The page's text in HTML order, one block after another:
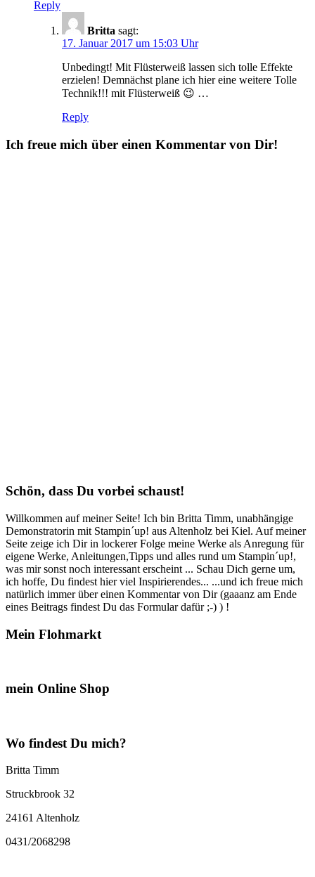
Reply
Britta sagt:
17. Januar 2017 um 15:03 Uhr
Unbedingt! Mit Flüsterweiß lassen sich tolle Effekte
erzielen! Demnächst plane ich hier eine weitere Tolle
Technik!!! mit Flüsterweiß 😉 …
Reply
Ich freue mich über einen Kommentar von Dir!
Schön, dass Du vorbei schaust!
Willkommen auf meiner Seite! Ich bin Britta Timm, unabhängige
Demonstratorin mit Stampin´up! aus Altenholz bei Kiel. Auf meiner
Seite zeige ich Dir in lockerer Folge meine Werke als Anregung für
eigene Werke, Anleitungen,Tipps und alles rund um Stampin´up!,
was mir sonst noch interessant erscheint ... Schau Dich gerne um,
ich hoffe, Du findest hier viel Inspirierendes... ...und ich freue mich
natürlich immer über einen Kommentar von Dir (gaaanz am Ende
eines Beitrags findest Du das Formular dafür ;-) ) !
Mein Flohmarkt
mein Online Shop
Wo findest Du mich?
Britta Timm
Struckbrook 32
24161 Altenholz
0431/2068298